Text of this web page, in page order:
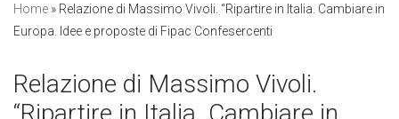
Home » Relazione di Massimo Vivoli. “Ripartire in Italia. Cambiare in
Europa. Idee e proposte di Fipac Confesercenti
Relazione di Massimo Vivoli.